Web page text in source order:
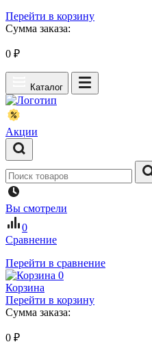
Перейти в корзину
Сумма заказа:
0 ₽
Каталог
Акции
Вы смотрели
0
Сравнение
Перейти в сравнение
0
Корзина
Перейти в корзину
Сумма заказа:
0 ₽